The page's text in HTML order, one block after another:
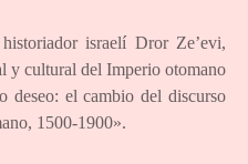
israelí Dror Ze’evi,
y cultural del Imperio otomano
deseo: el cambio del discurso
1500-1900».